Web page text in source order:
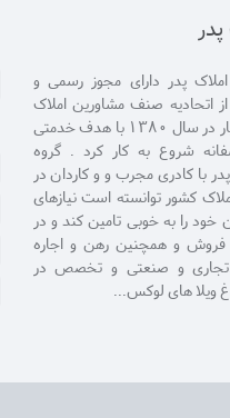
پدر دارای مجوز رسمی و
اتحادیه صنف مشاورین املاک
شهرستان شهریار در سال 1380 با هدف خدمتی
شروع به کار کرد . گروه
با کادری مجرب و و کاردان در
کشور توانسته است نیازهای
خود را به خوبی تامین کند و در
فروش و همچنین رهن و اجاره
و صنعتی و تخصص در
ویلا های لوکس...